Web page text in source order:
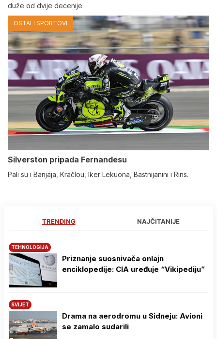
duže od dvije decenije
OSTALI SPORTOVI
Silverston pripada Fernandesu
Pali su i Banjaja, Kračlou, Iker Lekuona, Bastnijanini i Rins.
TRENDING NAJČITANIJE
TEHNOLOGIJA
Priznanje suosnivača onlajn
enciklopedije: CIA uređuje “Vikipediju”
SVIJET
Drama na aerodromu u Sidneju: Avioni
se zamalo sudarili